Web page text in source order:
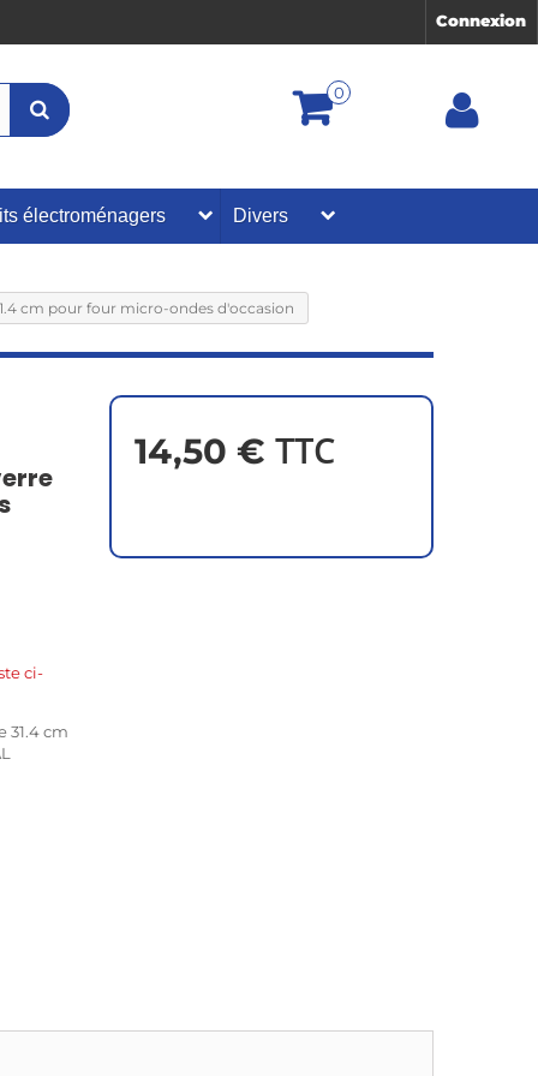
Connexion
0
électroménagers Divers
cm pour four micro-ondes d'occasion
ci-
31.4 cm
14,50 € TTC